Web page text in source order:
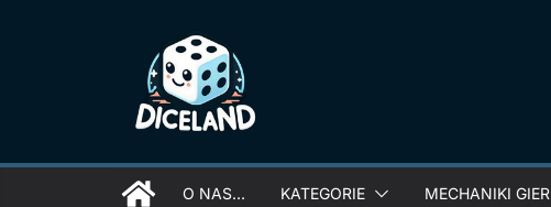
O NAS… KATEGORIE MECHANIKI GIER